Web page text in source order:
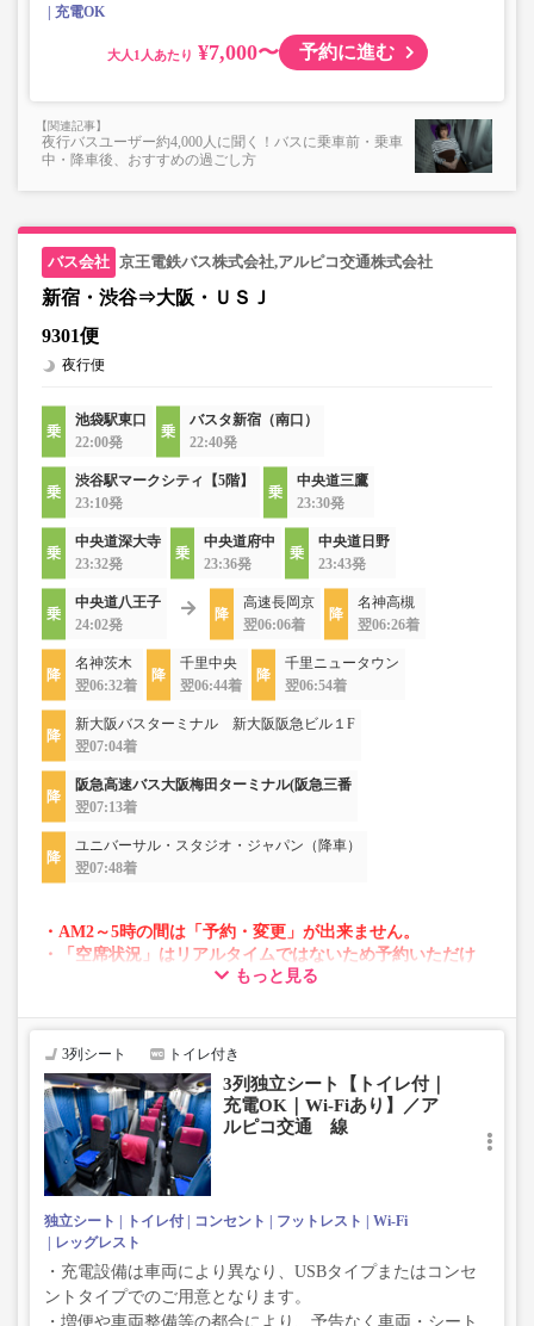
充電OK
大人 ¥7,000〜 予約に進む
夜行バスユーザー約4,000人に聞く！バスに乗車前・乗車
中・降車後、おすすめの過ごし方
京王電鉄バス株式会社,アルピコ交通株式会社
新宿・渋谷⇒大阪・ＵＳＪ
9301便
夜行便
池袋駅東口
22:00発
バスタ新宿（南口）
22:40発
渋谷駅マークシティ【5階】
23:10発
中央道三鷹
23:30発
中央道深大寺
23:32発
中央道府中
23:36発
中央道日野
23:43発
中央道八王子
24:02発
高速長岡京
翌06:06着
名神高槻
翌06:26着
名神茨木
翌06:32着
千里中央
翌06:44着
千里ニュータウン
翌06:54着
新大阪バスターミナル 新大阪阪急ビル１F
翌07:04着
阪急高速バス大阪梅田ターミナル(阪急三番
翌07:13着
ユニバーサル・スタジオ・ジャパン（降車）
翌07:48着
・AM2～5時の間は「予約・変更」が出来ません。
・「空席状況」はリアルタイムではないため予約いただけ
ない場合がございます。
する場合がございます。
・車両は予告なく変更となる場合がございます。これに伴
で、あらかじめご了承ください。
もっと見る
3列シート トイレ付き
3列独立シート【トイレ付｜
充電OK｜Wi-Fiあり】／ア
ルピコ交通 線
独立シート トイレ付 コンセント フットレスト
Wi-Fi
レッグレスト
・充電設備は車両により異なり、USBタイプまたはコンセ
ントタイプでのご用意となります。
・増便や車両整備等の都合により、予告なく車両・シート